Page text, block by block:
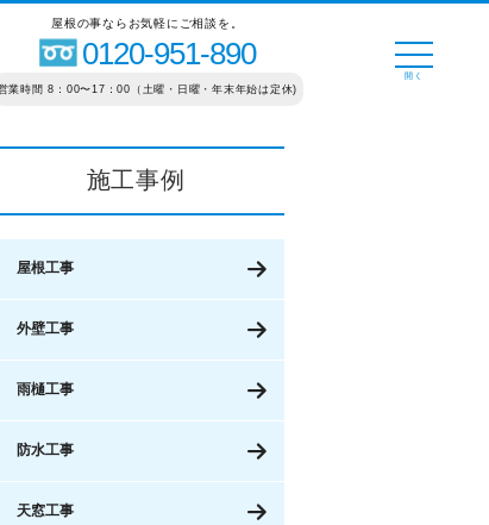
屋根の事ならお気軽にご相談を。
0120-951-890
業時間 8：00〜17：00（土曜・日曜・年末年始は定休)
施工事例
屋根工事
外壁工事
雨樋工事
防水工事
天窓工事